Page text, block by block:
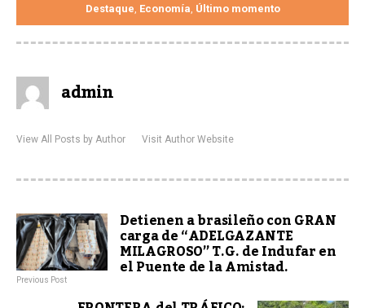
Destaque, Economía, Último momento
admin
View All Posts by Author Visit Author Website
Detienen a brasileño con GRAN
carga de “ADELGAZANTE
MILAGROSO” T.G. de Indufar en
el Puente de la Amistad.
Previous Post